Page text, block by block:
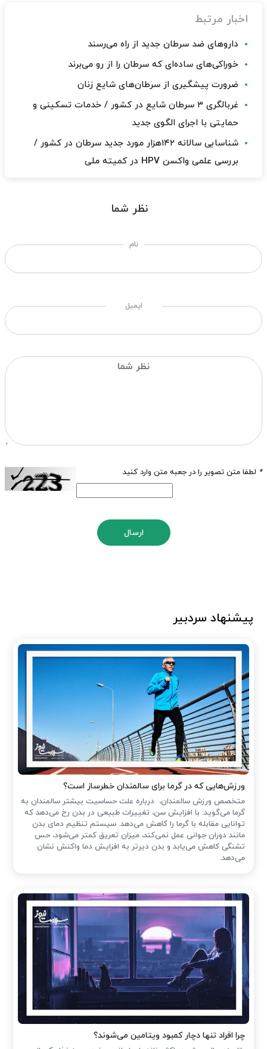
اخبار مرتبط
داروهای ضد سرطان جدید از راه می‌رسند
خوراکی‌های ساده‌ای که سرطان را از رو می‌برند
ضرورت پیشگیری از سرطان‌های شایع زنان
غربالگری ۳ سرطان شایع در کشور / خدمات تسکینی و
حمایتی با اجرای الگوی جدید
شناسایی سالانه ۱۴۲هزار مورد جدید سرطان در کشور /
بررسی علمی واکسن HPV در کمیته ملی
نظر شما
نام
ایمیل
* لطفا متن تصویر را در جعبه متن وارد کنید
ارسال
پیشنهاد سردبیر
ورزش‌هایی که در گرما برای سالمندان خطرساز است؟
متخصص ورزش سالمندان، درباره علت حساسیت بیشتر سالمندان به
گرما می‌گوید: با افزایش سن، تغییرات طبیعی در بدن رخ می‌دهد که
توانایی مقابله با گرما را کاهش می‌دهد. سیستم تنظیم دمای بدن
مانند دوران جوانی عمل نمی‌کند، میزان تعریق کمتر می‌شود، حس
تشنگی کاهش می‌یابد و بدن دیرتر به افزایش دما واکنش نشان
می‌دهد.
چرا افراد تنها دچار کمبود ویتامین می‌شوند؟